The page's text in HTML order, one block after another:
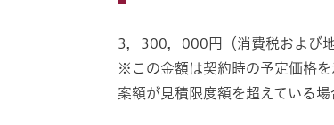
3，300，000円（消費税および
※この金額は契約時の予定価格
案額が見積限度額を超えている場